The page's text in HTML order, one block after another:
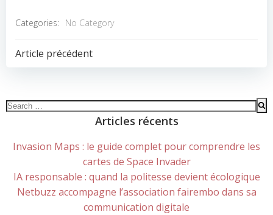
Categories: No Category
POST
Article précédent
Search
Articles récents
Invasion Maps : le guide complet pour comprendre les
cartes de Space Invader
IA responsable : quand la politesse devient écologique
Netbuzz accompagne l’association fairembo dans sa
communication digitale